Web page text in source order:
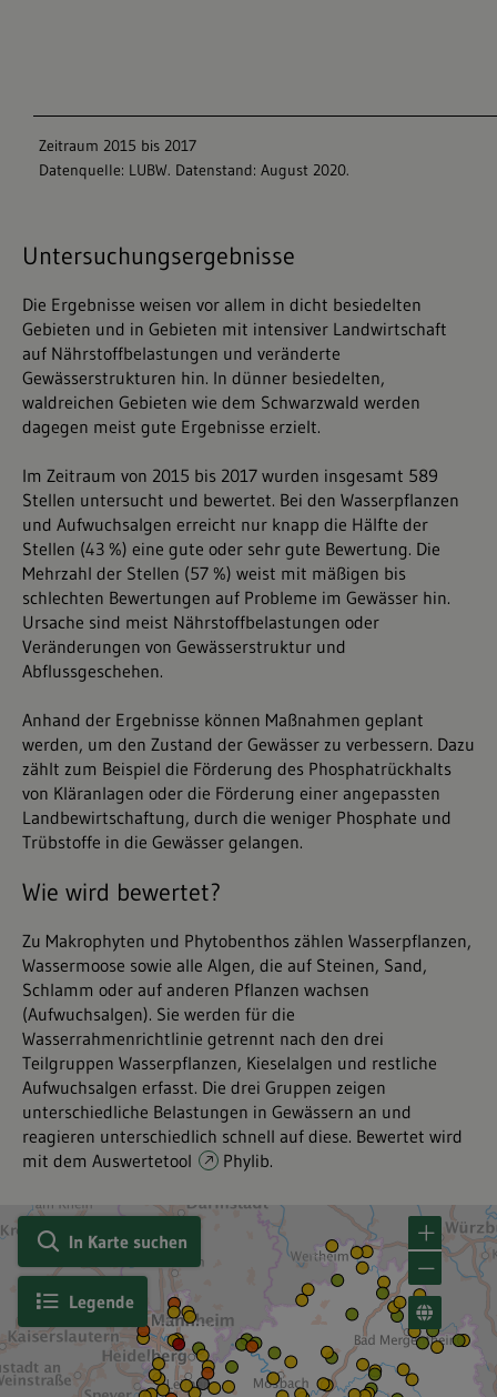
Untersuchungsergebnisse
Die Ergebnisse weisen vor allem in dicht besiedelten
Gebieten und in Gebieten mit intensiver Landwirtschaft
auf Nährstoffbelastungen und veränderte
Gewässerstrukturen hin. In dünner besiedelten,
waldreichen Gebieten wie dem Schwarzwald werden
dagegen meist gute Ergebnisse erzielt.
Im Zeitraum von 2015 bis 2017 wurden insgesamt 589
Stellen untersucht und bewertet. Bei den Wasserpflanzen
und Aufwuchsalgen erreicht nur knapp die Hälfte der
Stellen (43 %) eine gute oder sehr gute Bewertung. Die
Mehrzahl der Stellen (57 %) weist mit mäßigen bis
schlechten Bewertungen auf Probleme im Gewässer hin.
Ursache sind meist Nährstoffbelastungen oder
Veränderungen von Gewässerstruktur und
Abflussgeschehen.
Anhand der Ergebnisse können Maßnahmen geplant
werden, um den Zustand der Gewässer zu verbessern. Dazu
zählt zum Beispiel die Förderung des Phosphatrückhalts
von Kläranlagen oder die Förderung einer angepassten
Landbewirtschaftung, durch die weniger Phosphate und
Trübstoffe in die Gewässer gelangen.
Wie wird bewertet?
Zu Makrophyten und Phytobenthos zählen Wasserpflanzen,
Wassermoose sowie alle Algen, die auf Steinen, Sand,
Schlamm oder auf anderen Pflanzen wachsen
(Aufwuchsalgen). Sie werden für die
Wasserrahmenrichtlinie getrennt nach den drei
Teilgruppen Wasserpflanzen, Kieselalgen und restliche
Aufwuchsalgen erfasst. Die drei Gruppen zeigen
unterschiedliche Belastungen in Gewässern an und
reagieren unterschiedlich schnell auf diese. Bewertet wird
mit dem Auswertetool
Phylib.